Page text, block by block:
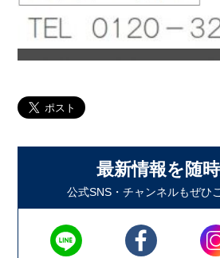
最新情報を随
公式SNS・チャンネルもぜひ